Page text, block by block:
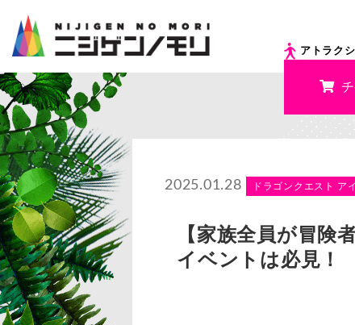
アトラク
2025.01.28 ドラゴンクエスト ア
【家族全員が冒険
イベントは必見！